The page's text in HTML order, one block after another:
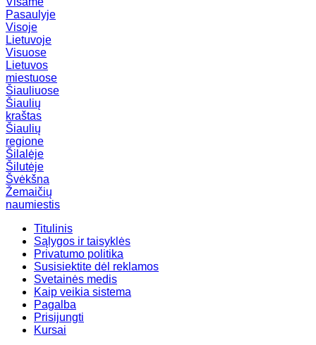
Pasaulyje
Visoje
Lietuvoje
Visuose
Lietuvos
miestuose
Šiauliuose
Šiaulių
kraštas
Šiaulių
regione
Šilalėje
Šilutėje
Švėkšna
Žemaičių
naumiestis
Titulinis
Sąlygos ir taisyklės
Privatumo politika
Susisiektite dėl reklamos
Svetainės medis
Kaip veikia sistema
Pagalba
Prisijungti
Kursai